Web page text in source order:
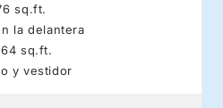
sq.ft.
la delantera
sq.ft.
y vestidor